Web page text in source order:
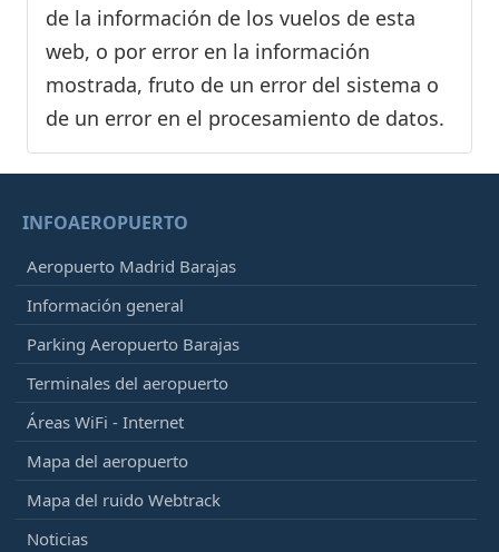
de la información de los vuelos de esta
web, o por error en la información
mostrada, fruto de un error del sistema o
de un error en el procesamiento de datos.
INFOAEROPUERTO
Aeropuerto Madrid Barajas
Información general
Parking Aeropuerto Barajas
Terminales del aeropuerto
Áreas WiFi - Internet
Mapa del aeropuerto
Mapa del ruido Webtrack
Noticias